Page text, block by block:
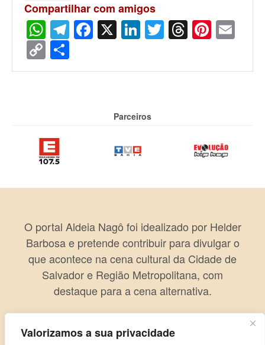
Valorizamos a sua privacidade
Compartilhar com amigos
WhatsApp
Telegram
Facebook
X LinkedIn
Twitter
Threads
Copy
Link
Parceiros
O portal Aldeia Nagô foi idealizado por Helder
Barbosa e pretende contribuir para divulgar o
que acontece na cena cultural da Cidade de
Salvador e Região Metropolitana, com
destaque para a cena alternativa.